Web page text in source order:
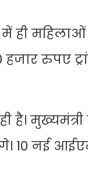
ही महिलाओं
रुपए
है।
10 नई